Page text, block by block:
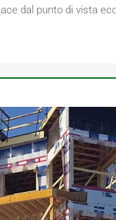
dal punto di vista